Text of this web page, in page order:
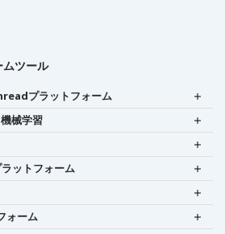
ツール
プラットフォーム
械学習
ットフォーム
ォーム